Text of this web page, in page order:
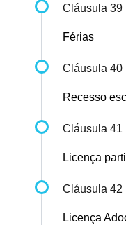
Cláusula 39
Férias
Cláusula 40
Recesso
Cláusula 41
Licença
Cláusula 42
Licença